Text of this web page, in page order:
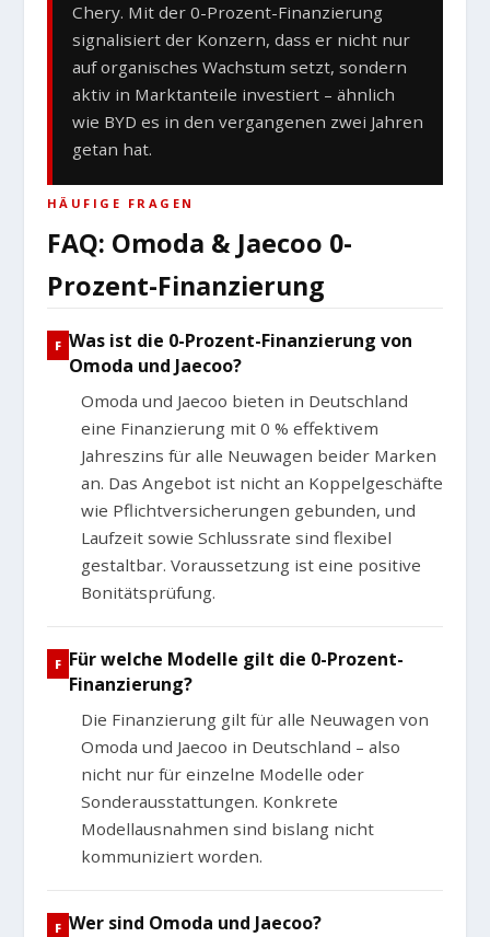
Chery. Mit der 0-Prozent-Finanzierung
signalisiert der Konzern, dass er nicht nur
auf organisches Wachstum setzt, sondern
aktiv in Marktanteile investiert – ähnlich
wie BYD es in den vergangenen zwei Jahren
getan hat.
HÄUFIGE FRAGEN
FAQ: Omoda & Jaecoo 0-
Prozent-Finanzierung
Was ist die 0-Prozent-Finanzierung von
Omoda und Jaecoo?
Omoda und Jaecoo bieten in Deutschland
eine Finanzierung mit 0 % effektivem
Jahreszins für alle Neuwagen beider Marken
an. Das Angebot ist nicht an Koppelgeschäfte
wie Pflichtversicherungen gebunden, und
Laufzeit sowie Schlussrate sind flexibel
gestaltbar. Voraussetzung ist eine positive
Bonitätsprüfung.
Für welche Modelle gilt die 0-Prozent-
Finanzierung?
Die Finanzierung gilt für alle Neuwagen von
Omoda und Jaecoo in Deutschland – also
nicht nur für einzelne Modelle oder
Sonderausstattungen. Konkrete
Modellausnahmen sind bislang nicht
kommuniziert worden.
Wer sind Omoda und Jaecoo?